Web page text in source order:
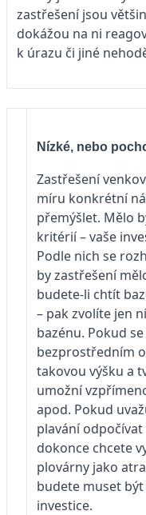
zastřešení jsou
dokážou na ni
k úrazu či jiné
Nízké, nebo
Zastřešení
míru konkrétní
přemýšlet. Mělo
kritérií – vaše
Podle nich se
by zastřešení
budete-li chtít
– pak zvolíte jen
bazénu. Pokud
bezprostředním
takovou výšku a
umožní
apod. Pokud
plavání
dokonce chcete
plovárny jako
budete muset
investice.